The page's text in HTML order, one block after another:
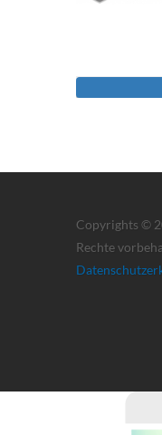
Copyrights ©
Rechte